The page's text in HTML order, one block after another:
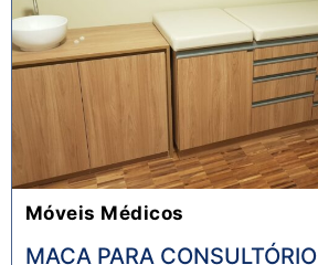
Móveis Médicos
MACA PARA CONSULTÓRIO